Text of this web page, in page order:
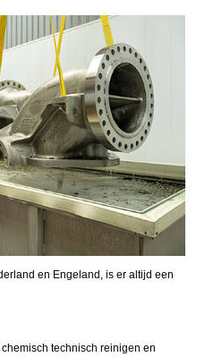
en Engeland, is er altijd een
technisch reinigen en